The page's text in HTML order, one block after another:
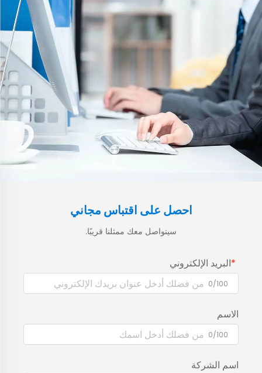
احصل على اقتباس مجاني
سيتواصل معك ممثلنا قريبًا.
البريد الإلكتروني
0/100
الاسم
0/100
اسم الشركة